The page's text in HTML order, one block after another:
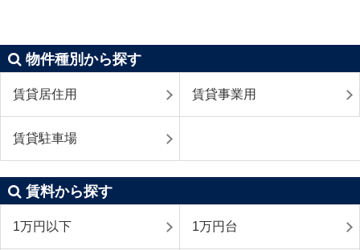
物件種別から探す
賃貸居住用 賃貸事業用
賃貸駐車場
賃料から探す
1万円以下 1万円台